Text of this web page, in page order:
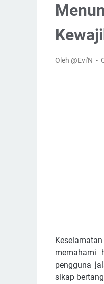
Oleh @Evi'N
Keselamatan
memahami
pengguna
sikap